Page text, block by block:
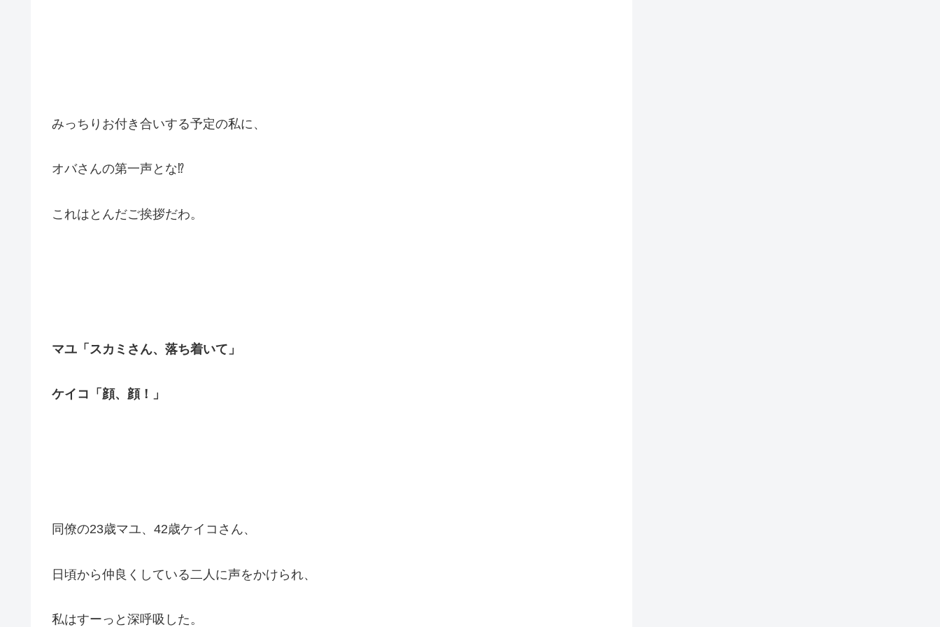
みっちりお付き合いする予定の私に、
オバさんの第一声とな⁉︎
これはとんだご挨拶だわ。
マユ「スカミさん、落ち着いて」
ケイコ「顔、顔！」
同僚の23歳マユ、42歳ケイコさん、
日頃から仲良くしている二人に声をかけられ、
私はすーっと深呼吸した。